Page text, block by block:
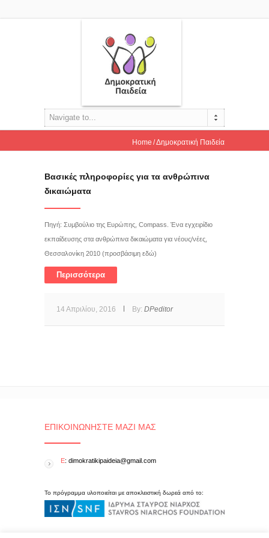
Navigate to...
Home Δημοκρατική Παιδεία
Βασικές πληροφορίες για τα ανθρώπινα
δικαιώματα
Πηγή: Συμβούλιο της Ευρώπης, Compass. Ένα εγχειρίδιο
εκπαίδευσης στα ανθρώπινα δικαιώματα για νέους/νέες,
Θεσσαλονίκη 2010 (προσβάσιμη εδώ)
Περισσότερα
14 Απριλίου, 2016 By: DPeditor
ΕΠΙΚΟΙΝΩΝΉΣΤΕ ΜΑΖΊ ΜΑΣ
E: dimokratikipaideia@gmail.com
Το πρόγραμμα υλοποιείται με αποκλειστική δωρεά από το: